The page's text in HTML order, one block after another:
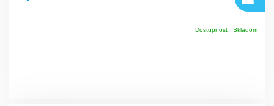
Dostupnosť: Skladom